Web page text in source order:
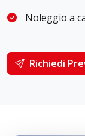
Noleggio a
Richiedi